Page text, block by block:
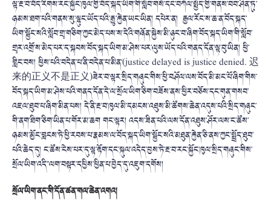
ལྟ་རྔ་བ་བོད་རིགས་རང་སྐྱོང་ཁུལ་གྱི་བོད་སྐད་ཡིག་གི་སློབ་གསོ་དང་བཀོལ་སྤྱོད་གྱི་གནས་བབ་ཤིན་ཏུ་
ཉམས་ཐག་པའི་གནས་སུ་ལྷུང་ཡོད་པའི་རྒྱུ་རྐྱེན་ཡང་ཡིན། དཔེར་ན། རྒྱལ་རོང་ས་ཆ་ན་བོད་སྐད་
ཡིག་སྦྱོང་སའི་སློབ་གྲྭ་གཅིག་ཀྱང་མེད་པས་ས་དེའི་གཞོན་སྐྱེས་མི་ཉུང་བ་ཞིག་བོད་སྐད་ཡིག་གི་སློབ་
གྲྭར་འགྲོ་ས་མེད་པར་ད་སྐབས་བོད་སྐད་ཡིག་མ་ཤེས་པར་ལུས་ཡོད་པའི་གནད་དོན་ལྟ་བུ་ཡིན། ཕྱི་
གླིང་བས། ཕྱིས་པའི་བདེན་པ་ནི་བདེན་པ་མིན་(justice delayed is justice denied. 迟
来的正义不是正义)ཟེར་བ་ལྟར་སྲིད་གཞུང་གིས་ཕྱི་བཤོལ་ལས་བོད་མི་མང་པོ་ཞིག་གིས་
བོད་སྐད་ཡིག་མ་ཤེས་པའི་གནད་དོན་དེ་ལ་སྲོལ་ཡིག་ཅིག་བཟོས་ནས་ཕྱིར་བཅོས་དང་གུན་གསབ་
འཇལ་ཐུབ་པ་ཞིག་མིན་པས། དེ་ནི་རྔ་བ་ཁུལ་མི་དམངས་འཐུས་མི་ཚོགས་ཆེན་འདུས་པའི་སྲིད་གཞུང་
གི་ནག་ཐིག་ཅིག་ཡིན་པ་གོར་མ་ཆག གང་ལྟར། འདས་ཟིན་པའི་ལས་དོན་འཐུས་ཤོར་ལས་ང་ཚོས་
ཉམས་མྱོང་བླངས་ཏེ་ཕྱི་རབས་པ་རྣམས་ལ་བོད་སྐད་ཡིག་སྦྱོང་སའི་མཐུན་རྐྱེན་ཅི་ནས་ཀྱང་སྤྲོད་ཐུབ་
པའི་ཆེད་དུ། ང་ཚོས་ངེས་པར་དུ་ལྟ་རྟོག་དང་སྐུལ་འདེད་བྱས་ཏེ་རྔ་བ་རང་སྐྱོང་ཁུལ་སྲིད་གཞུང་གིས་
སྲོལ་ཡིག་འདི་་ལག་བསྟར་དཔྱིས་ཕྱིན་པ་བྱེད་དུ་འཇུག་དགོས།
སྲོལ་ཡིག་ནང་གི་དོན་ཚན་གལ་ཆེན་འགའ།